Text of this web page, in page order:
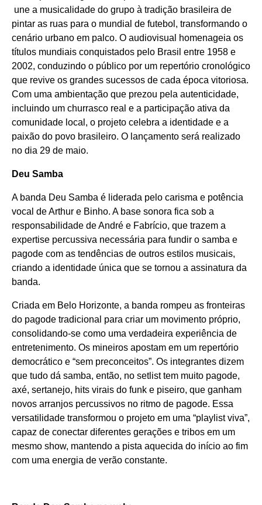
une a musicalidade do grupo à tradição brasileira de
pintar as ruas para o mundial de futebol, transformando o
cenário urbano em palco. O audiovisual homenageia os
títulos mundiais conquistados pelo Brasil entre 1958 e
2002, conduzindo o público por um repertório cronológico
que revive os grandes sucessos de cada época vitoriosa.
Com uma ambientação que prezou pela autenticidade,
incluindo um churrasco real e a participação ativa da
comunidade local, o projeto celebra a identidade e a
paixão do povo brasileiro. O lançamento será realizado
no dia 29 de maio.
Deu Samba
A banda Deu Samba é liderada pelo carisma e potência
vocal de Arthur e Binho. A base sonora fica sob a
responsabilidade de André e Fabrício, que trazem a
expertise percussiva necessária para fundir o samba e
pagode com as tendências de outros estilos musicais,
criando a identidade única que se tornou a assinatura da
banda.
Criada em Belo Horizonte, a banda rompeu as fronteiras
do pagode tradicional para criar um movimento próprio,
consolidando-se como uma verdadeira experiência de
entretenimento. Os mineiros apostam em um repertório
democrático e “sem preconceitos”. Os integrantes dizem
que tudo dá samba, então, no setlist tem muito pagode,
axé, sertanejo, hits virais do funk e piseiro, que ganham
novos arranjos percussivos no ritmo de pagode. Essa
versatilidade transformou o projeto em uma “playlist viva”,
capaz de conectar diferentes gerações e tribos em um
mesmo show, mantendo a pista aquecida do início ao fim
com uma energia de verão constante.